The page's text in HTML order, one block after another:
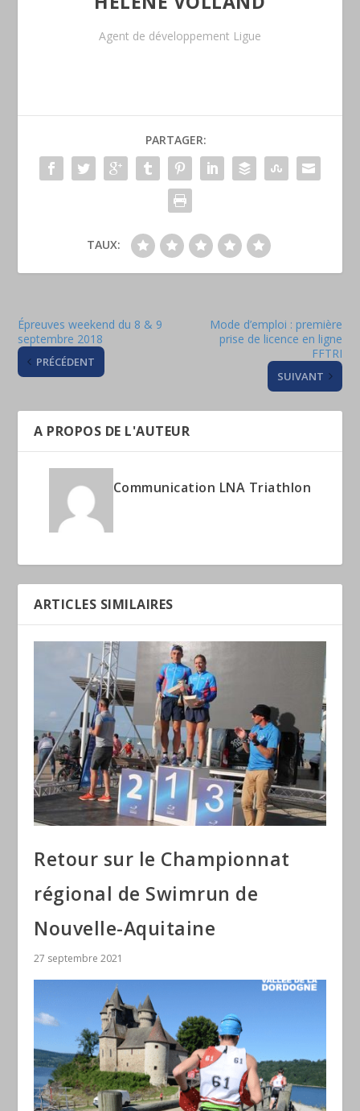
Agent de développement Ligue
PARTAGER:
TAUX:
Épreuves weekend du 8 & 9
septembre 2018
PRÉCÉDENT
Mode d’emploi : première
prise de licence en ligne
FFTRI
SUIVANT
A PROPOS DE L'AUTEUR
Communication LNA Triathlon
ARTICLES SIMILAIRES
Retour sur le Championnat
régional de Swimrun de
Nouvelle-Aquitaine
27 septembre 2021